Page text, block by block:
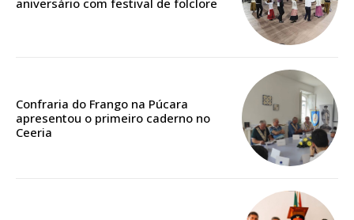
ASSINATURA
IMPRESSA
aniversário com festival de folclore
Confraria do Frango na Púcara
apresentou o primeiro caderno no
Ceeria